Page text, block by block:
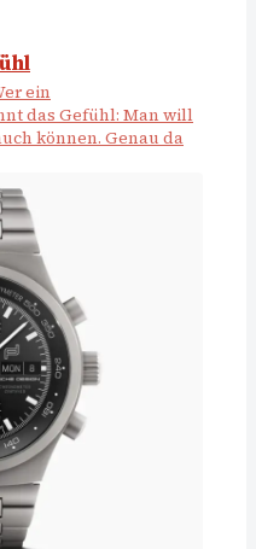
ein
das Gefühl: Man will
können. Genau da